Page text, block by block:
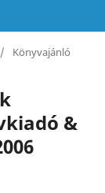
/ Könyvajánló
&